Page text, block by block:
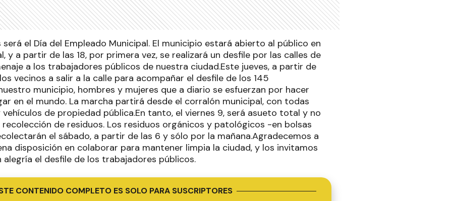
será el Día del Empleado Municipal. El municipio estará abierto al público en
y a partir de las 18, por primera vez, se realizará un desfile por las calles de
a los trabajadores públicos de nuestra ciudad.Este jueves, a partir de
vecinos a salir a la calle para acompañar el desfile de los 145
municipio, hombres y mujeres que a diario se esfuerzan por hacer
en el mundo. La marcha partirá desde el corralón municipal, con todas
vehículos de propiedad pública.En tanto, el viernes 9, será asueto total y no
de residuos. Los residuos orgánicos y patológicos -en bolsas
el sábado, a partir de las 6 y sólo por la mañana.Agradecemos a
disposición en colaborar para mantener limpia la ciudad, y los invitamos
el desfile de los trabajadores públicos.
CONTENIDO COMPLETO ES SOLO PARA SUSCRIPTORES